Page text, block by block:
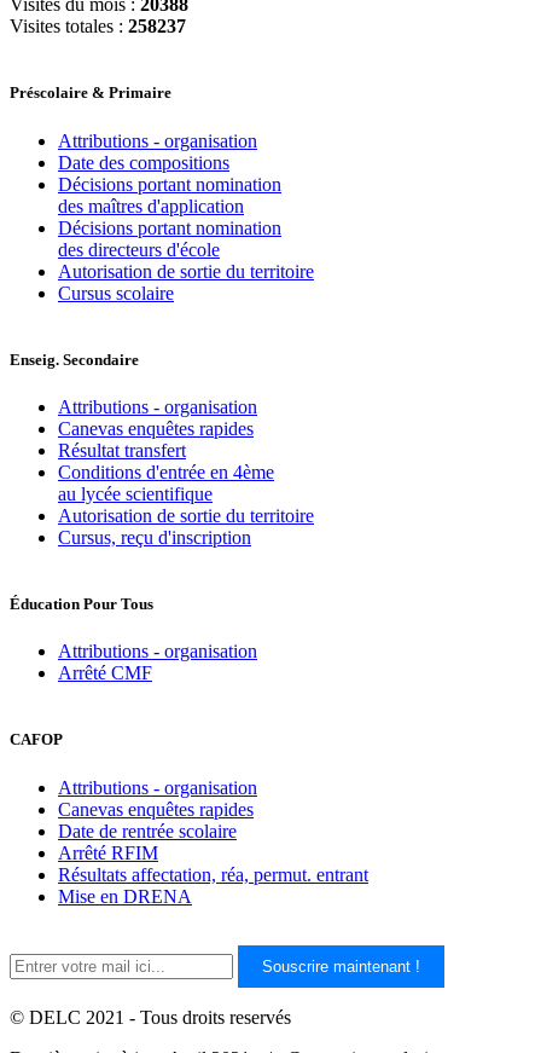
Visites du mois : 20388
Visites totales : 258237
Préscolaire & Primaire
Attributions - organisation
Date des compositions
Décisions portant nomination
des maîtres d'application
Décisions portant nomination
des directeurs d'école
Autorisation de sortie du territoire
Cursus scolaire
Enseig. Secondaire
Attributions - organisation
Canevas enquêtes rapides
Résultat transfert
Conditions d'entrée en 4ème
au lycée scientifique
Autorisation de sortie du territoire
Cursus, reçu d'inscription
Éducation Pour Tous
Attributions - organisation
Arrêté CMF
CAFOP
Attributions - organisation
Canevas enquêtes rapides
Date de rentrée scolaire
Arrêté RFIM
Résultats affectation, réa, permut. entrant
Mise en DRENA
Souscrire maintenant !
© DELC 2021 - Tous droits reservés